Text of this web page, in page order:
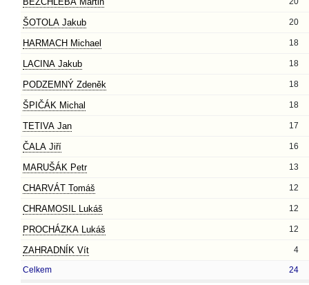
ŠOTOLA Jakub 20
HARMACH Michael 18
LACINA Jakub 18
PODZEMNÝ Zdeněk 18
ŠPIČÁK Michal 18
TETIVA Jan 17
ČALA Jiří 16
MARUŠÁK Petr 13
CHARVÁT Tomáš 12
CHRAMOSIL Lukáš 12
PROCHÁZKA Lukáš 12
ZAHRADNÍK Vít 4
Celkem 24